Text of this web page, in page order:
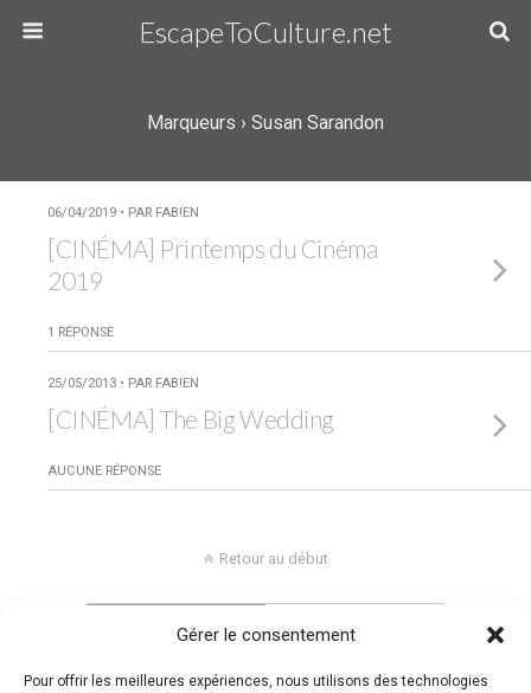
Gérer le consentement
Pour offrir les meilleures expériences, nous utilisons des technologies
EscapeToCulture.net
Marqueurs › Susan Sarandon
06/04/2019 • PAR FAB!EN
[CINÉMA] Printemps du Cinéma
2019
1 RÉPONSE
25/05/2013 • PAR FAB!EN
[CINÉMA] The Big Wedding
AUCUNE RÉPONSE
Retour au début